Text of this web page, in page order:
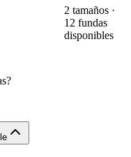
2 tamaños ·
12 fundas
disponibles